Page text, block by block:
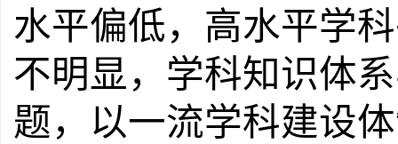
水平偏低，高水平学
不明显，学科知识体
题， 以一流学科建设